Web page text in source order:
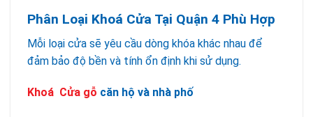
Phân Loại Khoá Cửa Tại Quận 4 Phù Hợp
Mỗi loại cửa sẽ yêu cầu dòng khóa khác nhau để
đảm bảo độ bền và tính ổn định khi sử dụng.
Khoá Cửa gỗ căn hộ và nhà phố